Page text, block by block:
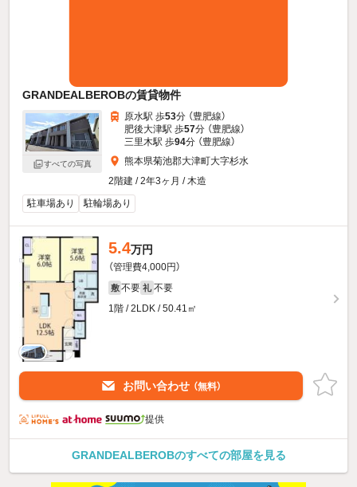
GRANDEALBEROBの賃貸物件
すべての写真
原水駅 歩53分 （豊肥線）
肥後大津駅 歩57分 （豊肥線）
三里木駅 歩94分 （豊肥線）
熊本県菊池郡大津町大字杉水
2階建 / 2年3ヶ月 / 木造
駐車場あり
駐輪場あり
5.4万円
（管理費4,000円）
敷 不要 礼 不要
1階 / 2LDK / 50.41㎡
お問い合わせ （無料）
提供
GRANDEALBEROBのすべての部屋を見る